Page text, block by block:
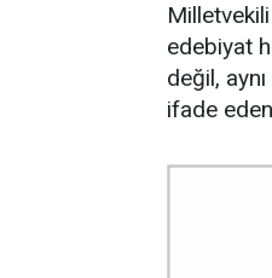
Milletvekili
edebiyat
değil,
ifade